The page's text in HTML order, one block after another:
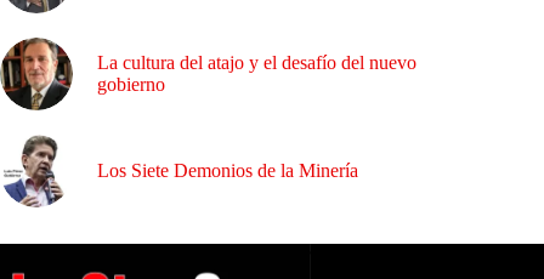
La cultura del atajo y el desafío del nuevo
gobierno
Los Siete Demonios de la Minería